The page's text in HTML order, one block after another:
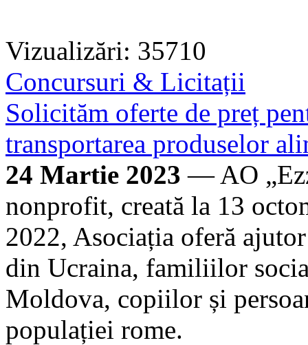
Vizualizări: 35710
Concursuri & Licitații
Solicităm oferte de preț
transportarea produselor
24 Martie 2023 — AO
nonprofit, creată la 13
2022, Asociația oferă
din Ucraina, familiilor
Moldova, copiilor și
populației rome.